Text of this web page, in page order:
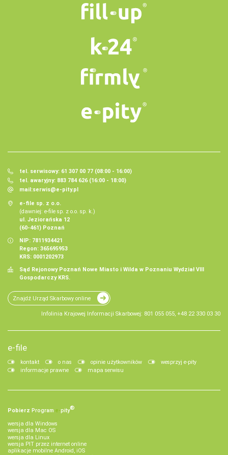
tel. serwisowy: 61 307 00 77 (08:00 - 16:00)
tel. awaryjny: 883 784 626 (16:00 - 18:00)
mail:serwis@e-pity.pl
e-file sp. z o.o.
(dawniej: e-file sp. z o.o. sp. k.)
ul. Jeziorańska 12
(60-461) Poznań
NIP: 7811934421
Regon: 365695953
KRS: 0001202973
Sąd Rejonowy Poznań Nowe Miasto i Wilda w Poznaniu Wydział VIII
Gospodarczy KRS.
Znajdź Urząd Skarbowy online
Infolinia Krajowej Informacji Skarbowej: 801 055 055, +48 22 330 03 30
e-file
kontakt o nas opinie użytkowników
wesprzyj e-pity
informacje prawne
mapa serwisu
Pobierz Program e‑pity®
wersja dla Windows
wersja dla Mac OS
wersja dla Linux
wersja PIT przez internet online
aplikacje mobilne Android, iOS